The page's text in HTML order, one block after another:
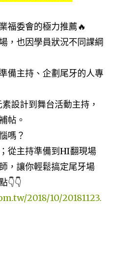
福委會的極力推薦🔥
，也因學員狀況不同課綱
備主持、企劃尾牙的人專
設計到舞台活動主持，
帖。
嗎？
從主持準備到HI翻現場
，讓你輕鬆搞定尾牙場
👇👇
2018/10/20181123.